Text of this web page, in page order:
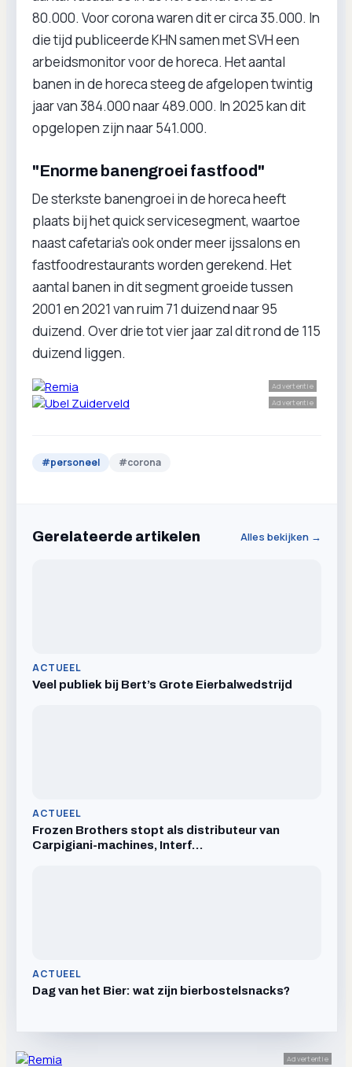
80.000. Voor corona waren dit er circa 35.000. In
die tijd publiceerde KHN samen met SVH een
arbeidsmonitor voor de horeca. Het aantal
banen in de horeca steeg de afgelopen twintig
jaar van 384.000 naar 489.000. In 2025 kan dit
opgelopen zijn naar 541.000.
"Enorme banengroei fastfood"
De sterkste banengroei in de horeca heeft
plaats bij het quick servicesegment, waartoe
naast cafetaria’s ook onder meer ijssalons en
fastfoodrestaurants worden gerekend. Het
aantal banen in dit segment groeide tussen
2001 en 2021 van ruim 71 duizend naar 95
duizend. Over drie tot vier jaar zal dit rond de 115
duizend liggen.
Advertentie
Advertentie
#personeel #corona
Gerelateerde artikelen Alles bekijken →
ACTUEEL
Veel publiek bij Bert’s Grote Eierbalwedstrijd
ACTUEEL
Frozen Brothers stopt als distributeur van
Carpigiani-machines, Interf…
ACTUEEL
Dag van het Bier: wat zijn bierbostelsnacks?
Advertentie